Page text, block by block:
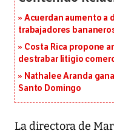
Acuerdan aumento a
trabajadores
Costa Rica propone
destrabar litigio
Nathalee Aranda
Santo Domingo
La directora de